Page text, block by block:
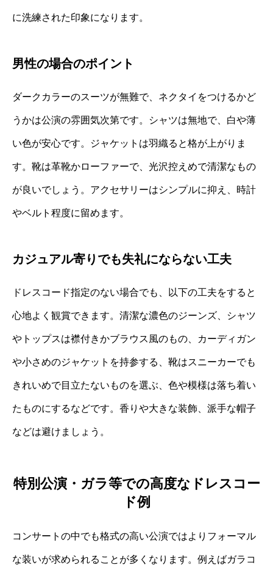
に洗練された印象になります。
男性の場合のポイント
ダークカラーのスーツが無難で、ネクタイをつけるかど
うかは公演の雰囲気次第です。シャツは無地で、白や薄
い色が安心です。ジャケットは羽織ると格が上がりま
す。靴は革靴かローファーで、光沢控えめで清潔なもの
が良いでしょう。アクセサリーはシンプルに抑え、時計
やベルト程度に留めます。
カジュアル寄りでも失礼にならない工夫
ドレスコード指定のない場合でも、以下の工夫をすると
心地よく観賞できます。清潔な濃色のジーンズ、シャツ
やトップスは襟付きかブラウス風のもの、カーディガン
や小さめのジャケットを持参する、靴はスニーカーでも
きれいめで目立たないものを選ぶ、色や模様は落ち着い
たものにするなどです。香りや大きな装飾、派手な帽子
などは避けましょう。
特別公演・ガラ等での高度なドレスコー
ド例
コンサートの中でも格式の高い公演ではよりフォーマル
な装いが求められることが多くなります。例えばガラコ